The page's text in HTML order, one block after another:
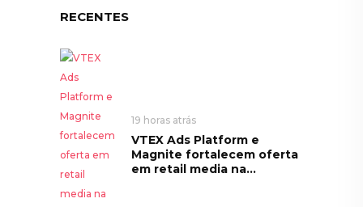
RECENTES
19 horas atrás
VTEX Ads Platform e
Magnite fortalecem oferta
em retail media na...